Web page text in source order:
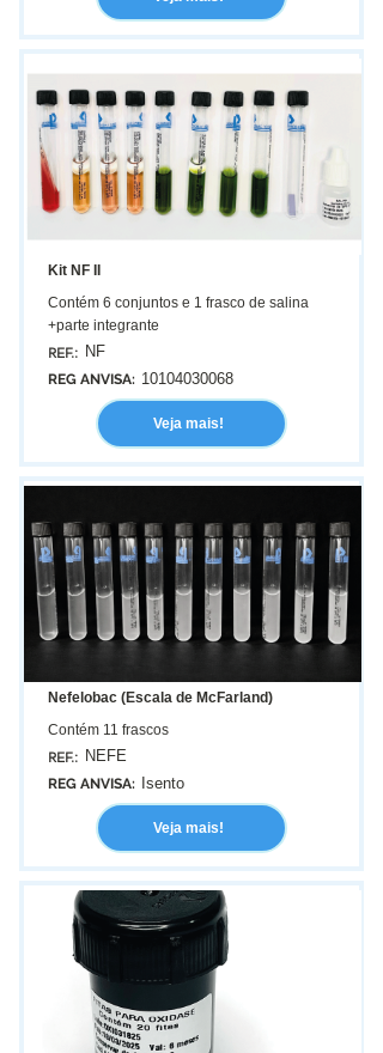
Kit NF II
Contém 6 conjuntos e 1 frasco de salina
+parte integrante
REF.: NF
REG ANVISA: 10104030068
Veja mais!
Nefelobac (Escala de McFarland)
Contém 11 frascos
REF.: NEFE
REG ANVISA: Isento
Veja mais!